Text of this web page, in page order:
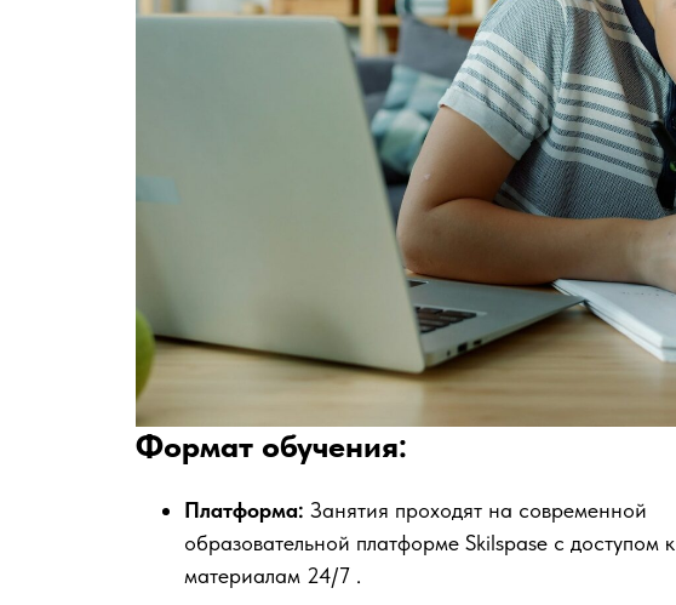
Формат обучения:
Платформа: Занятия проходят на современной
образовательной платформе Skilspase с доступом к
материалам 24/7 .